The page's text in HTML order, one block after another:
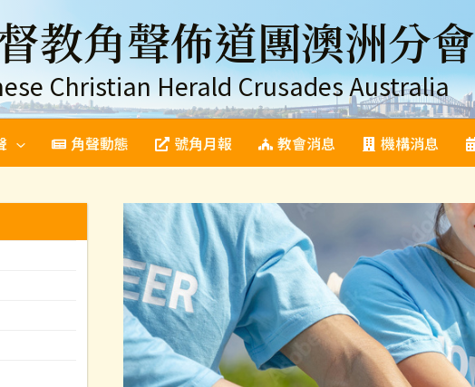
教角聲佈道團澳洲分會
Christian Herald Crusades Australia
角聲動態 號角月報 教會消息 機構消息